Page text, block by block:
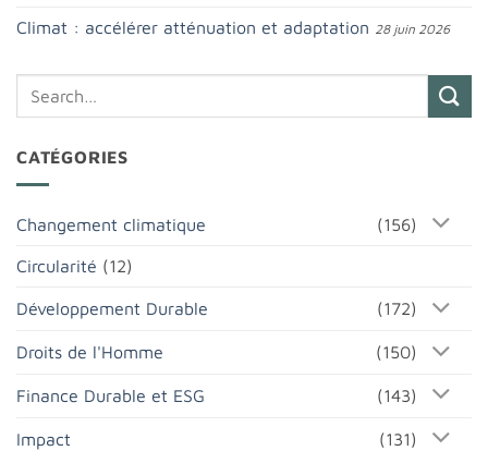
Climat : accélérer atténuation et adaptation 28 juin 2026
CATÉGORIES
Changement climatique (156)
Circularité (12)
Développement Durable (172)
Droits de l'Homme (150)
Finance Durable et ESG (143)
Impact (131)